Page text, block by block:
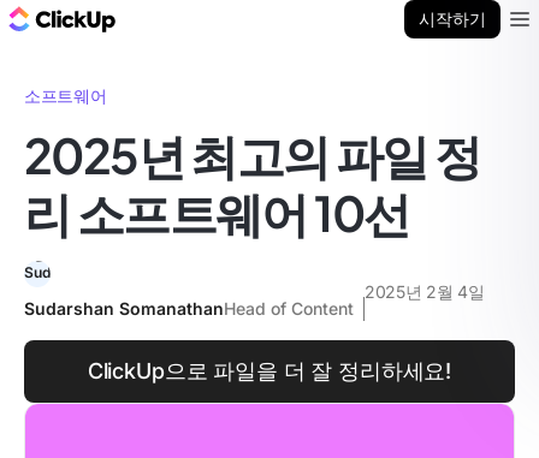
시작하기
소프트웨어
2025년 최고의 파일 정
리 소프트웨어 10선
Sudarshan SomanathanHead of Content
2025년 2월 4일
ClickUp으로 파일을 더 잘 정리하세요!